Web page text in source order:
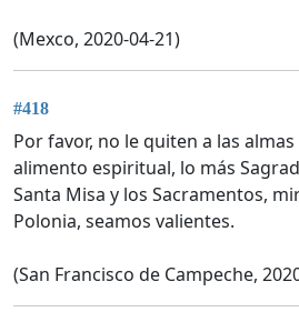
(Mexco, 2020-04-21)
#418
Por favor, no le quiten a las
alimento espiritual, lo más
Santa Misa y los Sacramentos,
Polonia, seamos valientes.
(San Francisco de Campeche,